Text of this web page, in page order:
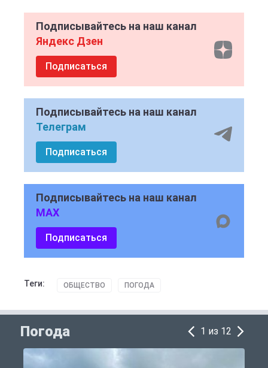
Подписывайтесь на наш канал
Яндекс Дзен
Подписаться
Подписывайтесь на наш канал
Телеграм
Подписаться
Подписывайтесь на наш канал
MAX
Подписаться
Теги: ОБЩЕСТВО ПОГОДА
Погода 1 из 12